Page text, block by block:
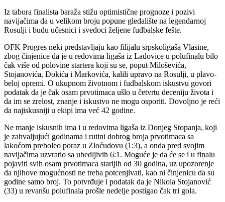
Iz tabora finalista baraža stižu optimistične prognoze i pozivi
navijačima da u velikom broju popune gledalište na legendarnoj
Rosulji i budu učesnici i svedoci željene fudbalske fešte.
OFK Progres neki predstavljaju kao filijalu srpskoligaša Vlasine,
zbog činjenice da je u redovima ligaša iz Ladovice u polufinalu bilo
čak više od polovine startera koji su se, poput Miloševića,
Stojanovića, Đokića i Markovića, kalili upravo na Rosulji, u plavo-
beloj opremi. O ukupnom životnom i fudbalskom iskustvu govori
podatak da je čak osam prvotimaca ušlo u četvrtu deceniju života i
da im se zrelost, znanje i iskustvo ne mogu osporiti. Dovoljno je reći
da najiskusniji u ekipi ima već 42 godine.
Ne manje iskusnih ima i u redovima ligaša iz Donjeg Stopanja, koji
je zahvaljujući godinama i rutini dobrog broja prvotimaca sa
lakoćom preboleo poraz u Zloćudovu (1:3), a onda pred svojim
navijačima uzvratio sa ubedljivih 6:1. Moguće je da će se i u finalu
pojaviti svih osam prvotimaca starijih od 30 godina, uz upozorenje
da njihove mogućnosti ne treba potcenjivati, kao ni činjenicu da su
godine samo broj. To potvrđuje i podatak da je Nikola Stojanović
(33) u revanšu polufinala prošle nedelje postigao čak tri gola.